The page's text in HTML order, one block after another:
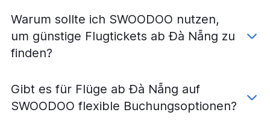
Warum sollte ich SWOODOO nutzen,
um günstige Flugtickets ab Đà Nẵng zu
finden?
Gibt es für Flüge ab Đà Nẵng auf
SWOODOO flexible Buchungsoptionen?